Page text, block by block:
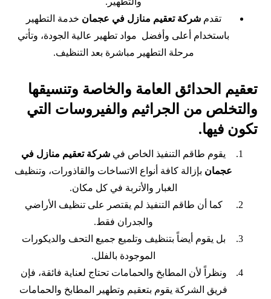
تقدمشركة تعقيم منازل في عجمان خدمة التطهير
باستخدام أعلى وأفضل مواد تطهير عالية الجودة، وتأتي
مرحلة التطهير مباشرة بعد التنظيف.
تعقيم الحدائق العامة والخاصة وتنسيقها
والتخلص من الجراثيم والفيروسات التي
تكون فيها.
يقوم طاقم التنفيذ الخاص في شركة تعقيم منازل في
عجمان بإزالة كافة أنواع الاتساخات والقاذورات، وتنظيف
الغبار والأتربة في كل مكان.
كما أن طاقم التنفيذ لم يقتصر على تنظيف الأراضي
والجدران فقط.
بل يقوم أيضاً بتنظيف وتلميع جميع التحف والديكورات
الموجودة بالفلل.
ونظراً لأن المطابخ والحمامات تحتاج لعناية فائقة، فإن
فريق الشركة يقوم بتعقيم وتطهير المطابخ والحمامات